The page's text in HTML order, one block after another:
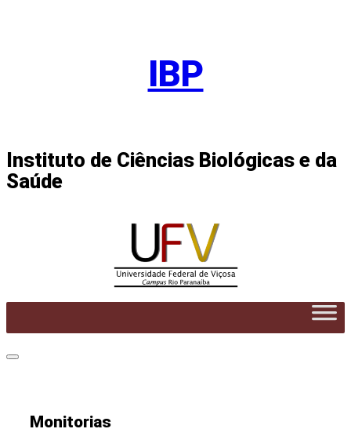
IBP
Instituto de Ciências Biológicas e da
Saúde
Monitorias